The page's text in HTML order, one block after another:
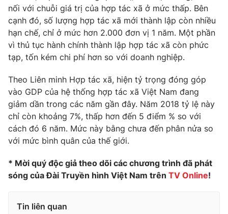
nối với chuỗi giá trị của hợp tác xã ở mức thấp. Bên
cạnh đó, số lượng hợp tác xã mới thành lập còn nhiều
hạn chế, chỉ ở mức hơn 2.000 đơn vị 1 năm. Một phần
vì thủ tục hành chính thành lập hợp tác xã còn phức
tạp, tốn kém chi phí hơn so với doanh nghiệp.
Theo Liên minh Hợp tác xã, hiện tỷ trọng đóng góp
vào GDP của hệ thống hợp tác xã Việt Nam đang
giảm dần trong các năm gần đây. Năm 2018 tỷ lệ này
chỉ còn khoảng 7%, thấp hơn đến 5 điểm % so với
cách đó 6 năm. Mức này bằng chưa đến phân nửa so
với mức bình quân của thế giới.
* Mời quý độc giả theo dõi các chương trình đã phát
sóng của Đài Truyền hình Việt Nam trên TV Online!
Tin liên quan